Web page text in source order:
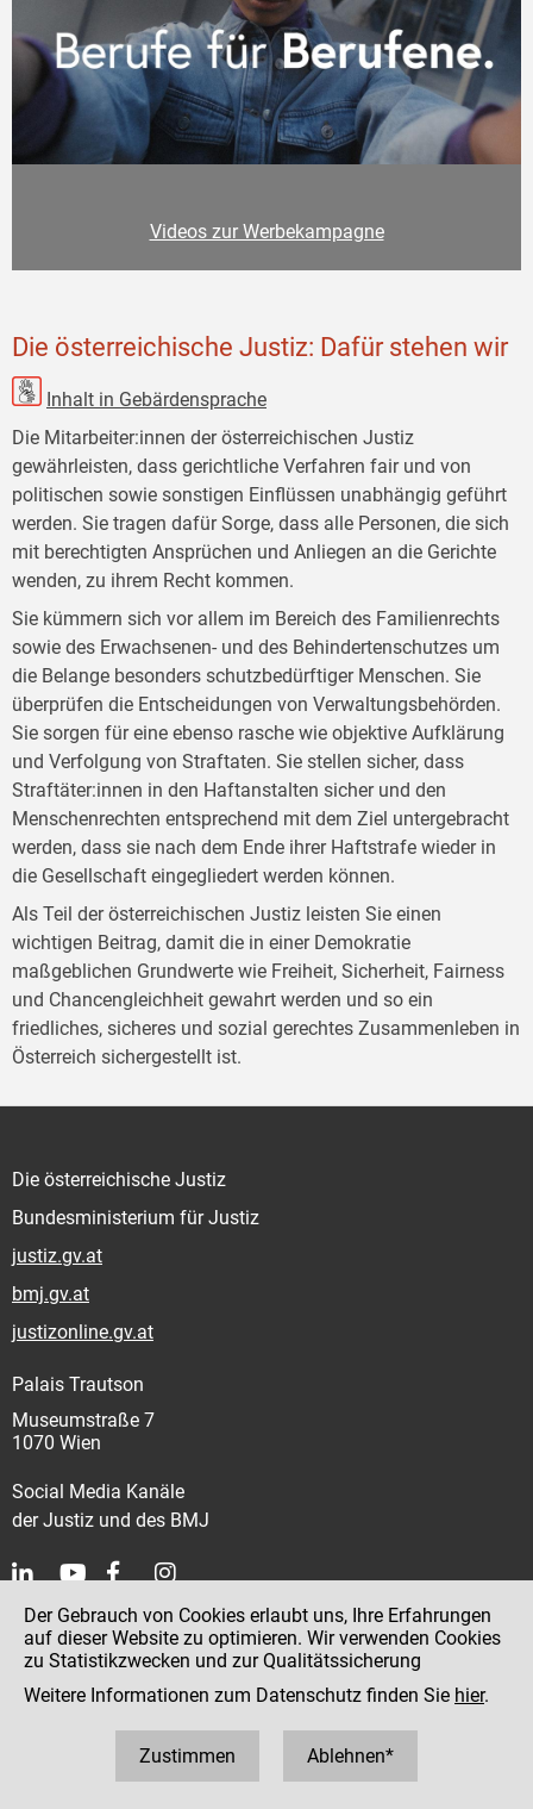
Videos zur Werbekampagne
Die österreichische Justiz: Dafür stehen wir
Inhalt in Gebärdensprache
Die Mitarbeiter:innen der österreichischen Justiz
gewährleisten, dass gerichtliche Verfahren fair und von
politischen sowie sonstigen Einflüssen unabhängig geführt
werden. Sie tragen dafür Sorge, dass alle Personen, die sich
mit berechtigten Ansprüchen und Anliegen an die Gerichte
wenden, zu ihrem Recht kommen.
Sie kümmern sich vor allem im Bereich des Familienrechts
sowie des Erwachsenen- und des Behindertenschutzes um
die Belange besonders schutzbedürftiger Menschen. Sie
überprüfen die Entscheidungen von Verwaltungsbehörden.
Sie sorgen für eine ebenso rasche wie objektive Aufklärung
und Verfolgung von Straftaten. Sie stellen sicher, dass
Straftäter:innen in den Haftanstalten sicher und den
Menschenrechten entsprechend mit dem Ziel untergebracht
werden, dass sie nach dem Ende ihrer Haftstrafe wieder in
die Gesellschaft eingegliedert werden können.
Als Teil der österreichischen Justiz leisten Sie einen
wichtigen Beitrag, damit die in einer Demokratie
maßgeblichen Grundwerte wie Freiheit, Sicherheit, Fairness
und Chancengleichheit gewahrt werden und so ein
friedliches, sicheres und sozial gerechtes Zusammenleben in
Österreich sichergestellt ist.
Die österreichische Justiz
Bundesministerium für Justiz
justiz.gv.at
bmj.gv.at
justizonline.gv.at
Palais Trautson
Museumstraße 7
1070 Wien
Social Media Kanäle
der Justiz und des BMJ
Kontakt
Impressum
Datenschutz
Hinweisgeber:innenplattform (für Mitarbeiter:innen)
Der Gebrauch von Cookies erlaubt uns, Ihre Erfahrungen
auf dieser Website zu optimieren. Wir verwenden Cookies
zu Statistikzwecken und zur Qualitätssicherung
Weitere Informationen zum Datenschutz finden Sie hier.
Zustimmen Ablehnen*